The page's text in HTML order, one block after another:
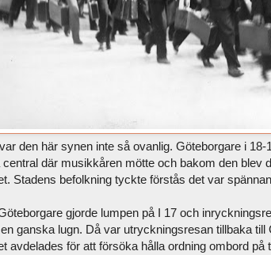
den här synen inte så ovanlig. Göteborgare i
central där musikkåren mötte och bakom den blev
Stadens befolkning tyckte förstås det var
gjorde lumpen på I 17 och
ganska lugn. Då var utryckningsresan tillbaka till
avdelades för att försöka hålla ordning ombord